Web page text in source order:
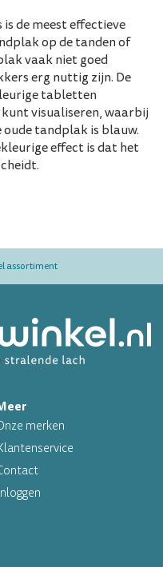
de meest effectieve
op de tanden of
vaak niet goed
erg nuttig zijn. De
tabletten
visualiseren, waarbij
oude tandplak is blauw.
effect is dat het
assortiment
besteld, morgen in huis
assortiment
voorraad
merken